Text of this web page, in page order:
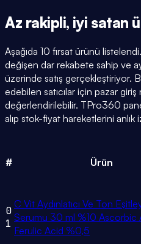
Az rakipli, iyi satan
Aşağıda 10 fırsat ürünü
değişen dar rekabete sahip ve
üzerinde satış gerçekleştiriyor.
edebilen satıcılar için pazar giriş
değerlendirilebilir. TPro360
alıp stok-fiyat hareketlerini anlık
# Ürün
0
1
C Vit Aydınlatıcı Ve Ton
Serumu 30 ml %10 Ascorbic
Ferulic Acid %0,5